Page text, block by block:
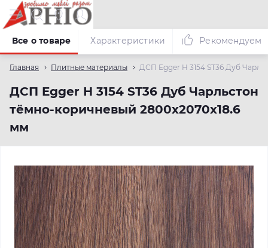
Главная Плитные материалы ДСП Egger H 3154 ST36 Дуб
ДСП Egger H 3154 ST36 Дуб Чарльстон
тёмно-коричневый 2800х2070х18.6
мм
Все о товаре Характеристики Рекомендуем